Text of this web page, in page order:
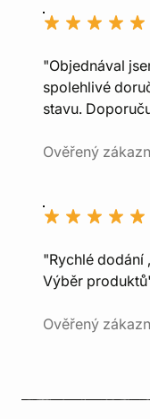
"Objednával
spolehlivé
stavu.
Ověřený
"Rychlé dodání
Výběr
Ověřený